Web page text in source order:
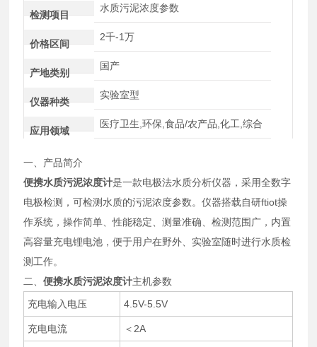
检测项目
水质污泥浓度参数
价格区间
2千-1万
产地类别
国产
仪器种类
实验室型
应用领域
医疗卫生,环保,食品/农产品,化工,综合
一、产品简介
便携水质污泥浓度计是一款电极法水质分析仪器，采用全数字
电极检测，可检测水质的污泥浓度参数。仪器搭载自研ftiot操
作系统，操作简单、性能稳定、测量准确、检测范围广，内置
高容量充电锂电池，便于用户在野外、实验室随时进行水质检
测工作。
二、便携水质污泥浓度计主机参数
充电输入电压
4.5V-5.5V
充电电流 ＜2A